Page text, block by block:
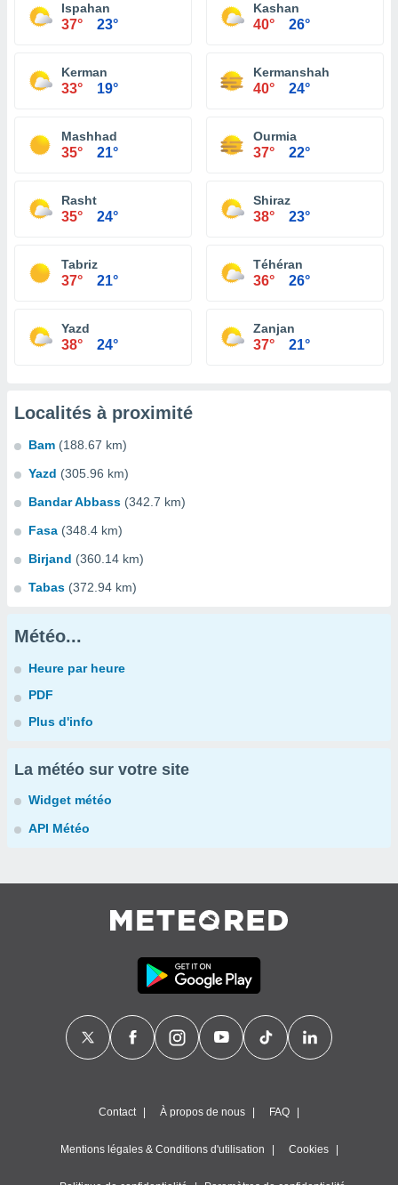
Ispahan
37° 23°
Kashan
40° 26°
Kerman
33° 19°
Kermanshah
40° 24°
Mashhad
35° 21°
Ourmia
37° 22°
Rasht
35° 24°
Shiraz
38° 23°
Tabriz
37° 21°
Téhéran
36° 26°
Yazd
38° 24°
Zanjan
37° 21°
Localités à proximité
Bam (188.67 km)
Yazd (305.96 km)
Bandar Abbass (342.7 km)
Fasa (348.4 km)
Birjand (360.14 km)
Tabas (372.94 km)
Météo...
Heure par heure
PDF
Plus d'info
La météo sur votre site
Widget météo
API Météo
Contact À propos de nous FAQ
Mentions légales & Conditions d'utilisation Cookies